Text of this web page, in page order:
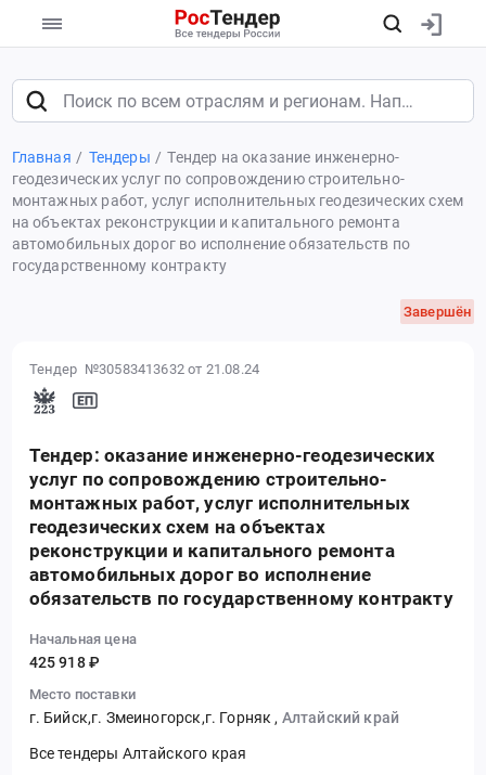
Главная Тендеры
Тендер на оказание инженерно-
геодезических услуг по сопровождению строительно-
монтажных работ, услуг исполнительных геодезических схем
на объектах реконструкции и капитального ремонта
автомобильных дорог во исполнение обязательств по
государственному контракту
Завершён
Тендер №30583413632 от 21.08.24
Тендер: оказание инженерно-геодезических
услуг по сопровождению строительно-
монтажных работ, услуг исполнительных
геодезических схем на объектах
реконструкции и капитального ремонта
автомобильных дорог во исполнение
обязательств по государственному контракту
Начальная цена
425 918 ₽
Место поставки
г. Бийск,г. Змеиногорск,г. Горняк , Алтайский край
Все тендеры Алтайского края